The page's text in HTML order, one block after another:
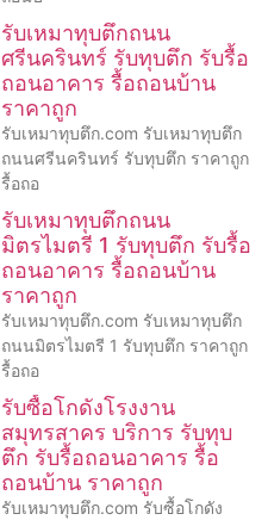
รับเหมาทุบตึกถนน
ศรีนครินทร์ รับทุบตึก รับรื้อ
ถอนอาคาร รื้อถอนบ้าน
ราคาถูก
รับเหมาทุบตึก.com รับเหมาทุบตึก
ถนนศรีนครินทร์ รับทุบตึก ราคาถูก
รื้อถอ
รับเหมาทุบตึกถนน
มิตรไมตรี 1 รับทุบตึก รับรื้อ
ถอนอาคาร รื้อถอนบ้าน
ราคาถูก
รับเหมาทุบตึก.com รับเหมาทุบตึก
ถนนมิตรไมตรี 1 รับทุบตึก ราคาถูก
รื้อถอ
รับซื้อโกดังโรงงาน
สมุทรสาคร บริการ รับทุบ
ตึก รับรื้อถอนอาคาร รื้อ
ถอนบ้าน ราคาถูก
รับเหมาทุบตึก.com รับซื้อโกดัง